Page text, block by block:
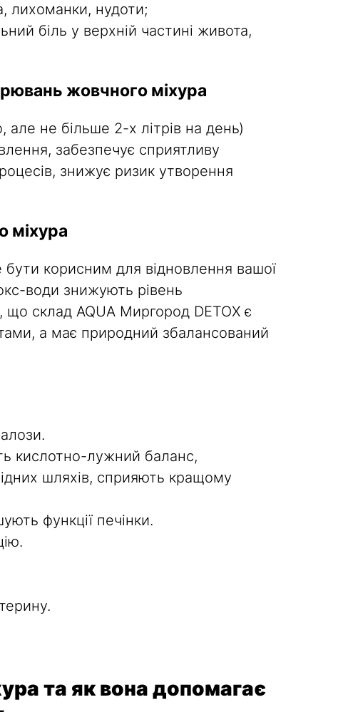
лихоманки, нудоти;
біль у верхній частині живота,
жовчного міхура
але не більше 2-х літрів на день)
забезпечує сприятливу
знижує ризик утворення
міхура
корисним для відновлення вашої
води знижують рівень
склад AQUA Миргород DETOX є
а має природний збалансований
кислотно-лужний баланс,
шляхів, сприяють кращому
функції печінки.
та як вона допомагає